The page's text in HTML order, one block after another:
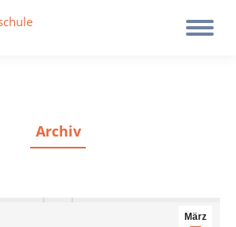
Archiv
März